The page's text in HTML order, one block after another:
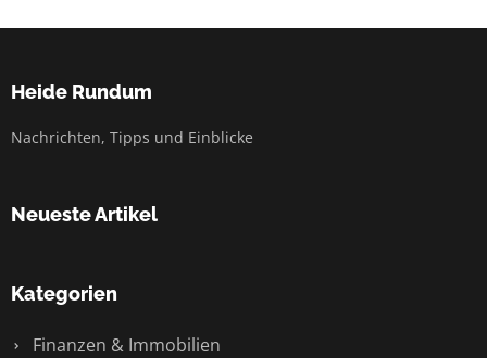
Heide Rundum
Nachrichten, Tipps und Einblicke
Neueste Artikel
Kategorien
Finanzen & Immobilien